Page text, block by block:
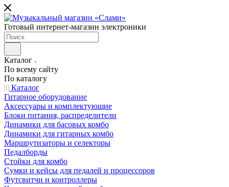
Готовый интернет-магазин электроники
Каталог
По всему сайту
По каталогу
Каталог
Гитарное оборудование
Аксессуары и комплектующие
Блоки питания, распределители
Динамики для басовых комбо
Динамики для гитарных комбо
Маршрутизаторы и селекторы
Педалборды
Стойки для комбо
Сумки и кейсы для педалей и процессоров
Футсвитчи и контроллеры